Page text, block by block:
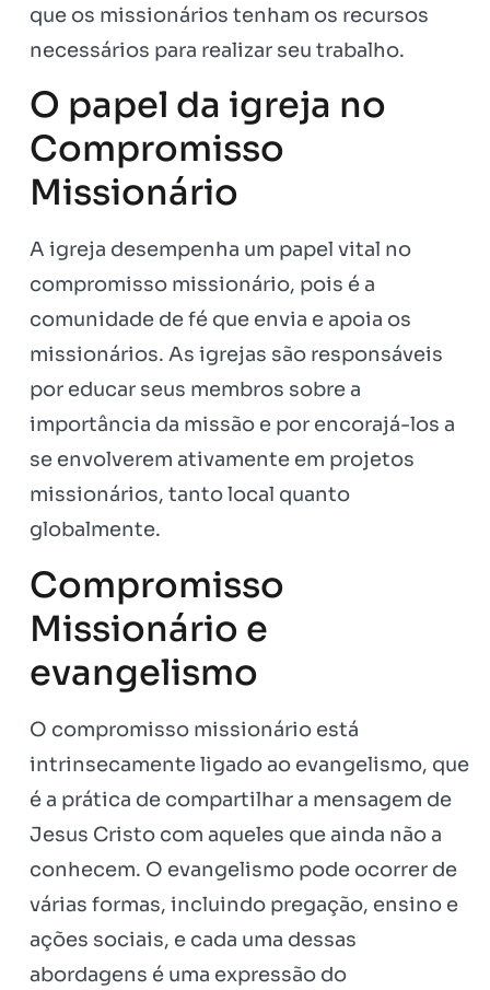
que os missionários tenham os recursos
necessários para realizar seu trabalho.
O papel da igreja no
Compromisso
Missionário
A igreja desempenha um papel vital no
compromisso missionário, pois é a
comunidade de fé que envia e apoia os
missionários. As igrejas são responsáveis
por educar seus membros sobre a
importância da missão e por encorajá-los a
se envolverem ativamente em projetos
missionários, tanto local quanto
globalmente.
Compromisso
Missionário e
evangelismo
O compromisso missionário está
intrinsecamente ligado ao evangelismo, que
é a prática de compartilhar a mensagem de
Jesus Cristo com aqueles que ainda não a
conhecem. O evangelismo pode ocorrer de
várias formas, incluindo pregação, ensino e
ações sociais, e cada uma dessas
abordagens é uma expressão do